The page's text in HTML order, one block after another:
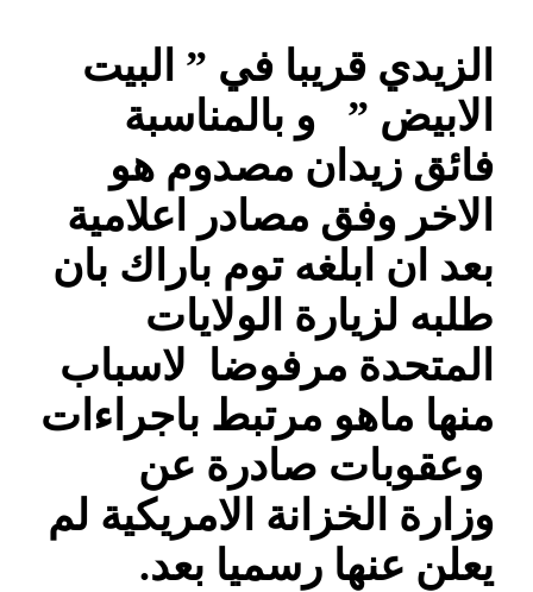
الزيدي قريبا في ” البيت
الابيض ” و بالمناسبة
فائق زيدان مصدوم هو
الاخر وفق مصادر اعلامية
بعد ان ابلغه توم باراك بان
طلبه لزيارة الولايات
المتحدة مرفوضا لاسباب
منها ماهو مرتبط باجراءات
وعقوبات صادرة عن
وزارة الخزانة الامريكية لم
يعلن عنها رسميا بعد.